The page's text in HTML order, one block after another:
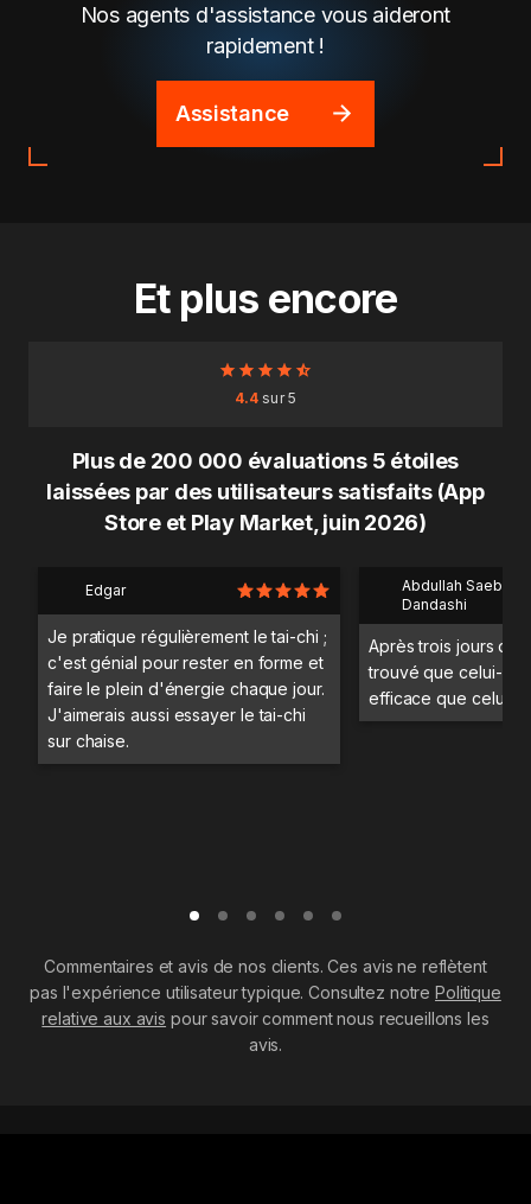
Nos agents d'assistance vous aideront
rapidement !
Assistance
Et plus encore
4.4 sur 5
Plus de 200 000 évaluations 5 étoiles
laissées par des utilisateurs satisfaits (App
Store et Play Market, juin 2026)
Edgar
Je pratique régulièrement le tai-chi ;
c'est génial pour rester en forme et
faire le plein d'énergie chaque jour.
J'aimerais aussi essayer le tai-chi
sur chaise.
Abdullah Saeb Al
Dandashi
Après trois jours
trouvé que celui-ci
efficace que celui
Commentaires et avis de nos clients. Ces avis ne reflètent
pas l'expérience utilisateur typique. Consultez notrePolitique
relative aux avis pour savoir comment nous recueillons les
avis.